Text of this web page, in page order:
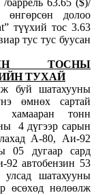
баррель 63.65 ($)/
өнгөрсөн долоо
түүхий тос 3.63
тус тус буусан
ТОСНЫ
ТУХАЙ
буй шатахууны
өмнөх сартай
хамааран тонн
4 дүгээр сарын
А-80, Аи-92
05 дугаар сард
автобензин 53
шатахууны
өсөхөд нөлөөлж